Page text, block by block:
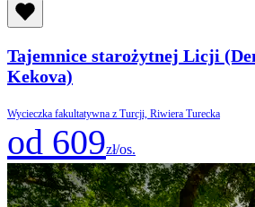
Tajemnice starożytnej Licji
Kekova)
Wycieczka fakultatywna z Turcji, Riwiera Turecka
od 609zł/os.